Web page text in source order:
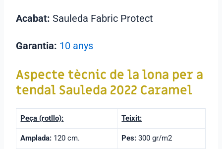
Acabat:Sauleda Fabric Protect
Garantia: 10 anys
Aspecte tècnic de la lona per a
tendal Sauleda 2022 Caramel
Peça (rotllo): Teixit:
Amplada: 120 cm. Pes: 300 gr/m2